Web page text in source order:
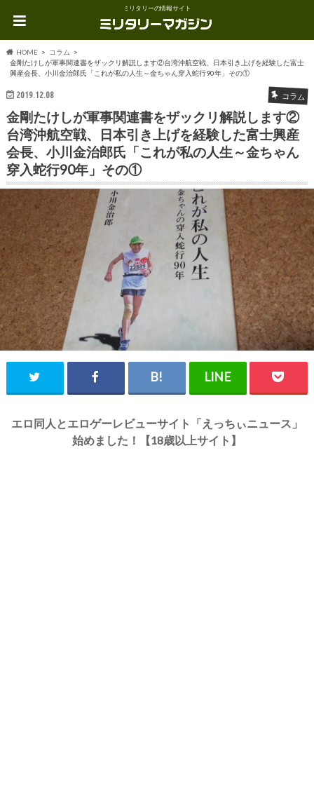
ミリタリーの情報サイト
HOME
コラム
金剛たけしが軍事関連書をザックリ解説します②台湾沖航空戦、日本引き上げを経験した富士
興産会長、小川金治郎氏「これが私の人生～金ちゃん穿入蛇行90年」その①
2019.12.08 コラム
金剛たけしが軍事関連書をザックリ解説します②
台湾沖航空戦、日本引き上げを経験した富士興産
会長、小川金治郎氏「これが私の人生～金ちゃん
穿入蛇行90年」その①
エロ同人とエロゲーレビューサイト「えっちぃニュース」
始めました！【18歳以上サイト】